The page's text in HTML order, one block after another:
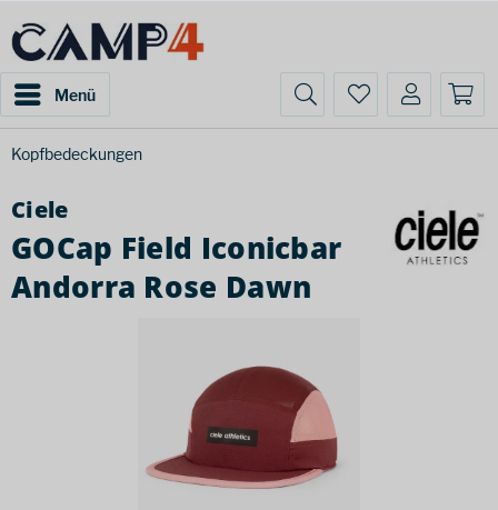
Menü
Kopfbedeckungen
Ciele
GOCap Field Iconicbar
Andorra Rose Dawn